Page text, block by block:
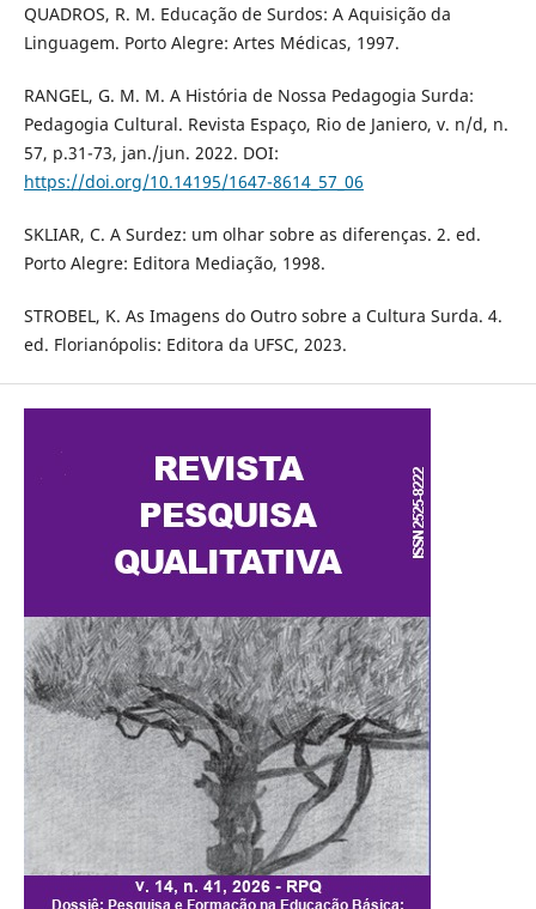
QUADROS, R. M. Educação de Surdos: A Aquisição da
Linguagem. Porto Alegre: Artes Médicas, 1997.
RANGEL, G. M. M. A História de Nossa Pedagogia Surda:
Pedagogia Cultural. Revista Espaço, Rio de Janiero, v. n/d, n.
57, p.31-73, jan./jun. 2022. DOI:
https://doi.org/10.14195/1647-8614_57_06
SKLIAR, C. A Surdez: um olhar sobre as diferenças. 2. ed.
Porto Alegre: Editora Mediação, 1998.
STROBEL, K. As Imagens do Outro sobre a Cultura Surda. 4.
ed. Florianópolis: Editora da UFSC, 2023.